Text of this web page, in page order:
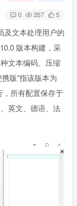
0 357 5
及文本处理用户的
版本构建，采
文本编码、压缩
版”指该版本为
，所有配置保存于
英文、德语、法